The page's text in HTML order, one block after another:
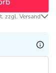
zzgl. Versand